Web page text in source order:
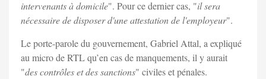
intervenants à domicile". Pour ce dernier cas, "il sera
nécessaire de disposer d'une attestation de l'employeur".
Le porte-parole du gouvernement, Gabriel Attal, a expliqué
au micro de RTL qu’en cas de manquements, il y aurait
"des contrôles et des sanctions" civiles et pénales.